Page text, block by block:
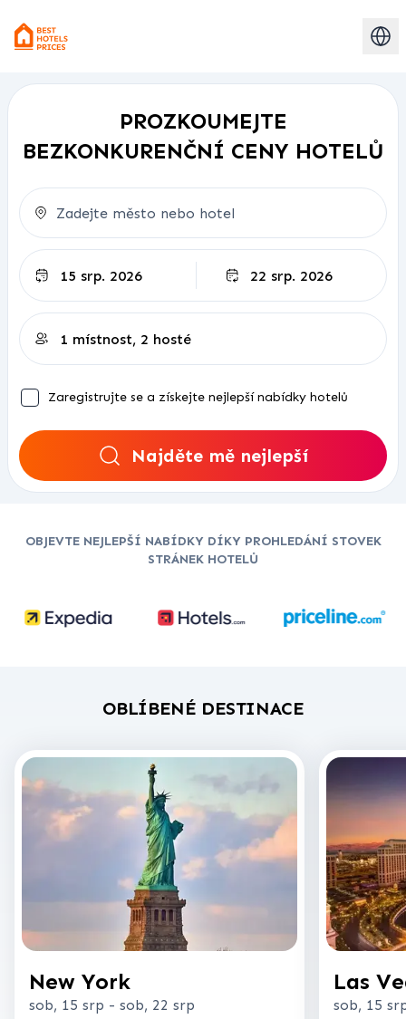
PROZKOUMEJTE
BEZKONKURENČNÍ CENY HOTELŮ
Zaregistrujte se a získejte nejlepší nabídky hotelů
Najděte mě nejlepší
OBJEVTE NEJLEPŠÍ NABÍDKY DÍKY PROHLEDÁNÍ STOVEK
STRÁNEK HOTELŮ
OBLÍBENÉ DESTINACE
New York
sob, 15 srp - sob, 22 srp
Las
sob, 15